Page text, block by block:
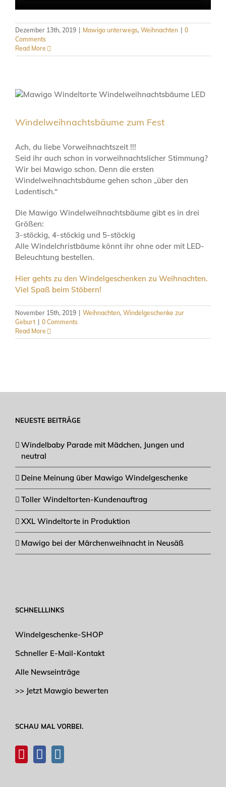
Dezember 13th, 2019 Mawigo unterwegs, Weihnachten
0
Comments
Read More
Windelweihnachtsbäume zum Fest
Ach, du liebe Vorweihnachtszeit !!!
Seid ihr auch schon in vorweihnachtslicher Stimmung?
Wir bei Mawigo schon. Denn die ersten
Windelweihnachtsbäume gehen schon „über den
Ladentisch.“
Die Mawigo Windelweihnachtsbäume gibt es in drei
Größen:
3-stöckig, 4-stöckig und 5-stöckig
Alle Windelchristbäume könnt ihr ohne oder mit LED-
Beleuchtung bestellen.
Hier gehts zu den Windelgeschenken zu Weihnachten.
Viel Spaß beim Stöbern!
November 15th, 2019 Weihnachten, Windelgeschenke zur
Geburt
0 Comments
Read More
NEUESTE BEITRÄGE
Windelbaby Parade mit Mädchen, Jungen und
neutral
Deine Meinung über Mawigo Windelgeschenke
Toller Windeltorten-Kundenauftrag
XXL Windeltorte in Produktion
Mawigo bei der Märchenweihnacht in Neusäß
SCHNELLLINKS
Windelgeschenke-SHOP
Schneller E-Mail-Kontakt
Alle Newseinträge
>> Jetzt Mawgio bewerten
SCHAU MAL VORBEI.